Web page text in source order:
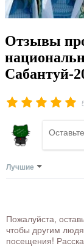
Отзывы
Сабантуй-
Лучшие
Пожалуйста,
чтобы другим
посещения!